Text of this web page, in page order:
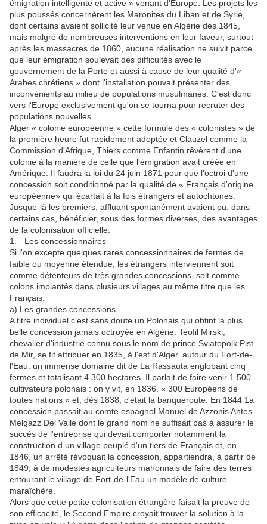
émigration intelligente et active » venant d'Europe. Les projets les
plus poussés concernèrent les Maronites du Liban et de Syrie,
dont certains avaient sollicité leur venue en Algérie dès 1845,
mais malgré de nombreuses interventions en leur faveur, surtout
après les massacres de 1860, aucune réalisation ne suivit parce
que leur émigration soulevait des difficultés avec le
gouvernement de la Porte et aussi à cause de leur qualité d'«
Arabes chrétiens » dont l'installation pouvait présenter des
inconvénients au milieu de populations musulmanes. C'est donc
vers l'Europe exclusivement qu'on se tourna pour recruter des
populations nouvelles.
Alger « colonie européenne » cette formule des « colonistes » de
la première heure fut rapidement adoptée et Clauzel comme la
Commission d'Afrique, Thiers comme Enfantin rêvèrent d'une
colonie à la manière de celle que l'émigration avait créée en
Amérique. Il faudra la loi du 24 juin 1871 pour que l'octroi d'une
concession soit conditionné par la qualité de « Français d'origine
européenne» qui écartait à la fois étrangers et autochtones.
Jusque-là les premiers, affluant spontanément avaient pu. dans
certains cas, bénéficier, sous des formes diverses, des avantages
de la colonisation officielle.
1. - Les concessionnaires
Si l'on excepte quelques rares concessionnaires de fermes de
faible ou moyenne étendue, les étrangers interviennent soit
comme détenteurs de très grandes concessions, soit comme
colons implantés dans plusieurs villages au même titre que les
Français.
a) Les grandes concessions
A titre individuel c'est sans doute un Polonais qui obtint la plus
belle concession jamais octroyée en Algérie. Teofil Mirski,
chevalier d'industrie connu sous le nom de prince Sviatopolk Pist
de Mir, se fit attribuer en 1835, à l'est d'Alger. autour du Fort-de-
l'Eau. un immense domaine dit de La Rassauta englobant cinq
fermes et totalisant 4.300 hectares. Il parlait de faire venir 1.500
cultivateurs polonais : on y vit, en 1836. « 300 Européens de
toutes nations » et, dès 1838, c'était la banqueroute. En 1844 1a
concession passait au comte espagnol Manuel de Azzonis Antes
Melgazz Del Valle dont le grand nom ne suffisait pas à assurer le
succès de l'entreprise qui devait comporter notamment la
construction d un village peuplé d'un tiers de Français et, en
1846, un arrêté révoquait la concession, appartiendra, à partir de
1849, à de modestes agriculteurs mahonnais de faire des terres
entourant le village de Fort-de-l'Eau un modèle de culture
maraîchère.
Alors que cette petite colonisation étrangère faisait la preuve de
son efficacité, le Second Empire croyait trouver la solution à la